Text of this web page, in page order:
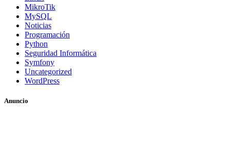
MikroTik
MySQL
Noticias
Programación
Python
Seguridad Informática
Symfony
Uncategorized
WordPress
Anuncio